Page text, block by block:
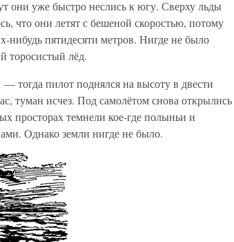
они уже быстро неслись к югу. Сверху льды
что они летят с бешеной скоростью, потому
нибудь пятидесяти метров. Нигде не было
торосистый лёд.
тогда пилот поднялся на высоту в двести
туман исчез. Под самолётом снова открылись
просторах темнели кое-где полыньи и
Однако земли нигде не было.